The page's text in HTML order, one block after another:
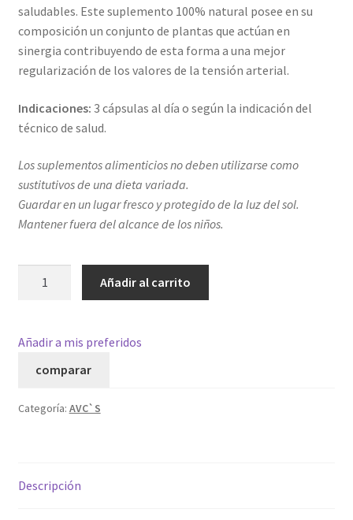
Política de privacidad
Sobre
saludables. Este suplemento 100% natural posee en su
composición un conjunto de plantas que actúan en
sinergia contribuyendo de esta forma a una mejor
regularización de los valores de la tensión arterial.
Indicaciones: 3 cápsulas al día o según la indicación del
técnico de salud.
Los suplementos alimenticios no deben utilizarse como
sustitutivos de una dieta variada.
Guardar en un lugar fresco y protegido de la luz del sol.
Mantener fuera del alcance de los niños.
Añadir al carrito
Añadir a mis preferidos
comparar
Categoría: AVC`S
Descripción